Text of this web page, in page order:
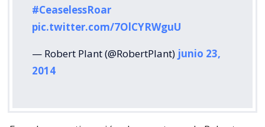
#CeaselessRoar
pic.twitter.com/7OlCYRWguU
— Robert Plant (@RobertPlant) junio 23,
2014